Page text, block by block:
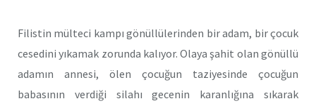
Filistin mülteci kampı gönüllülerinden bir adam, bir çocuk
cesedini yıkamak zorunda kalıyor. Olaya şahit olan gönüllü
adamın annesi, ölen çocuğun taziyesinde çocuğun
babasının verdiği silahı gecenin karanlığına sıkarak